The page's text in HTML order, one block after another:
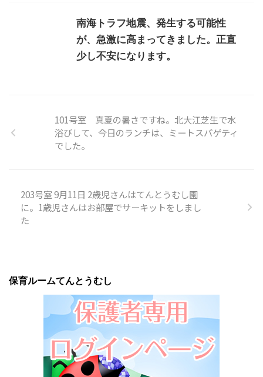
南海トラフ地震、発生する可能性
が、急激に高まってきました。正直
少し不安になります。
101号室 真夏の暑さですね。北大江芝生で水
浴びして、今日のランチは、ミートスパゲティ
でした。
203号室 9月11日 2歳児さんはてんとうむし園
に。1歳児さんはお部屋でサーキットをしまし
た
保育ルームてんとうむし